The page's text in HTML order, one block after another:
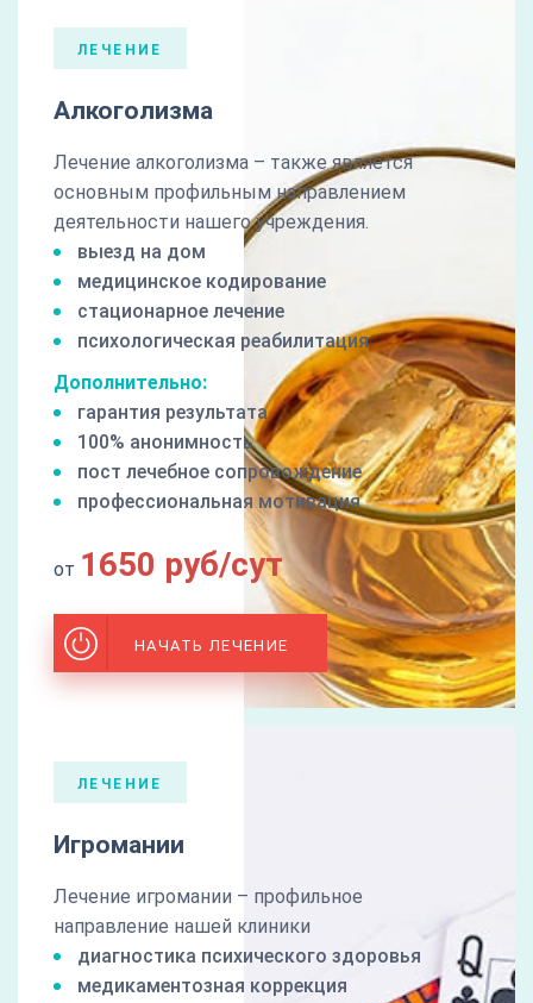
ЛЕЧЕНИЕ
Алкоголизма
Лечение алкоголизма – также является
основным профильным направлением
деятельности нашего учреждения.
выезд на дом
медицинское кодирование
стационарное лечение
психологическая реабилитация
Дополнительно:
гарантия результата
100% анонимность
пост лечебное сопровождение
профессиональная мотивация
от 1650 руб/сут
НАЧАТЬ ЛЕЧЕНИЕ
ЛЕЧЕНИЕ
Игромании
Лечение игромании – профильное
направление нашей клиники
диагностика психического здоровья
медикаментозная коррекция